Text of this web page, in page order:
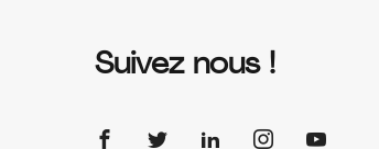
Suivez nous !